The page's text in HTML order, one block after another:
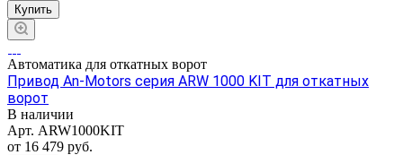
Купить
Автоматика для откатных ворот
Привод An-Motors серия ARW 1000 KIT для откатных
ворот
В наличии
Арт. ARW1000KIT
от 16 479 руб.